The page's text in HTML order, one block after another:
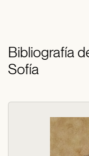
Bibliografía
Sofía